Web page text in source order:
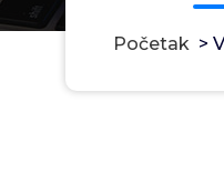
Početak >